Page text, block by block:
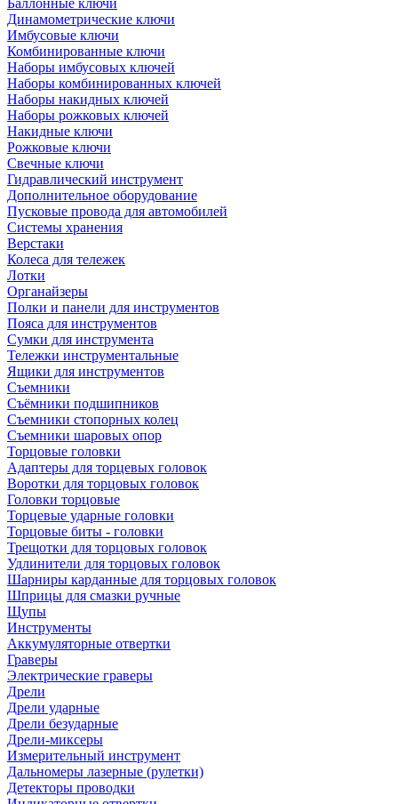
Баллонные ключи
Динамометрические ключи
Имбусовые ключи
Комбинированные ключи
Наборы имбусовых ключей
Наборы комбинированных ключей
Наборы накидных ключей
Наборы рожковых ключей
Накидные ключи
Рожковые ключи
Свечные ключи
Гидравлический инструмент
Дополнительное оборудование
Пусковые провода для автомобилей
Системы хранения
Верстаки
Колеса для тележек
Лотки
Органайзеры
Полки и панели для инструментов
Пояса для инструментов
Сумки для инструмента
Тележки инструментальные
Ящики для инструментов
Съемники
Съёмники подшипников
Съемники стопорных колец
Съемники шаровых опор
Торцовые головки
Адаптеры для торцевых головок
Воротки для торцовых головок
Головки торцовые
Торцевые ударные головки
Торцовые биты - головки
Трещотки для торцовых головок
Удлинители для торцовых головок
Шарниры карданные для торцовых головок
Шприцы для смазки ручные
Щупы
Инструменты
Аккумуляторные отвертки
Граверы
Электрические граверы
Дрели
Дрели ударные
Дрели безударные
Дрели-миксеры
Измерительный инструмент
Дальномеры лазерные (рулетки)
Детекторы проводки